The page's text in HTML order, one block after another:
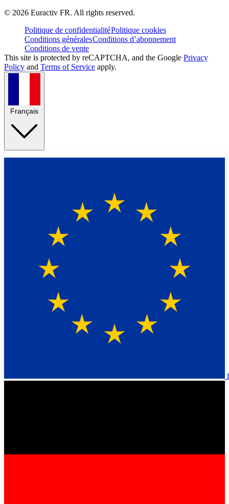
© 2026 Euractiv FR. All rights reserved.
Politique de confidentialitéPolitique cookies
Conditions généralesConditions d’abonnement
Conditions de vente
This site is protected by reCAPTCHA, and the Google Privacy
Policy and Terms of Service apply.
Français